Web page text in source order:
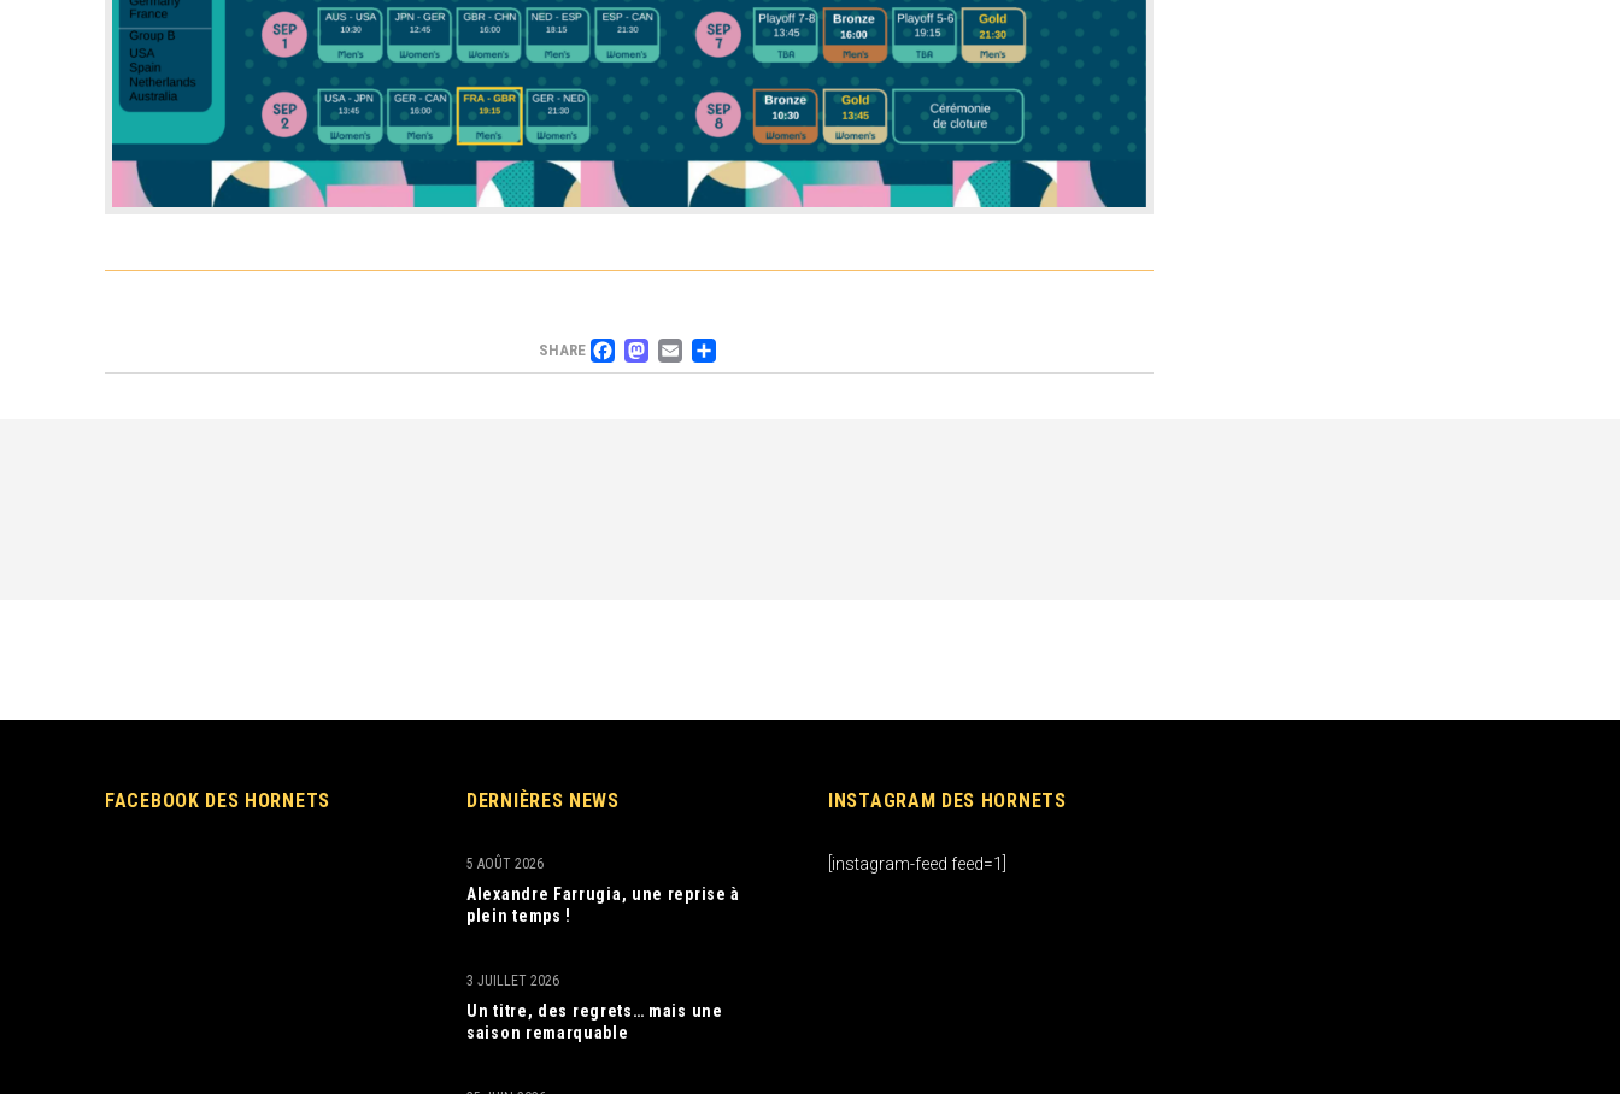
SHARE FACEBOOK
MASTODON
EMAIL
PARTAGER
FACEBOOK DES HORNETS DERNIÈRES NEWS
Alexandre Farrugia, une reprise à
plein temps !
5 AOÛT 2026
Un titre, des regrets… mais une
saison remarquable
3 JUILLET 2026
INSTAGRAM DES HORNETS
[instagram-feed feed=1]